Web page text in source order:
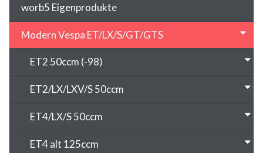
worb5 Eigenprodukte
Modern Vespa ET/LX/S/GT/GTS
ET2 50ccm (-98)
ET2/LX/LXV/S 50ccm
ET4/LX/S 50ccm
ET4 alt 125ccm